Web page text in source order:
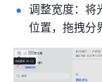
调整宽度：将
位置，拖拽分